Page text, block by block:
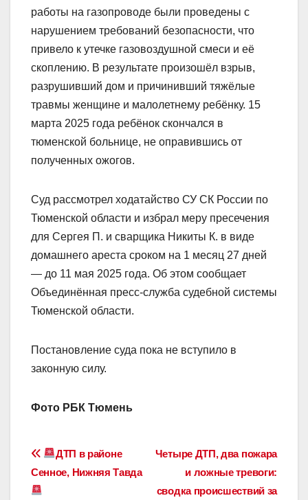
работы на газопроводе были проведены с
нарушением требований безопасности, что
привело к утечке газовоздушной смеси и её
скоплению. В результате произошёл взрыв,
разрушивший дом и причинивший тяжёлые
травмы женщине и малолетнему ребёнку. 15
марта 2025 года ребёнок скончался в
тюменской больнице, не оправившись от
полученных ожогов.
Суд рассмотрел ходатайство СУ СК России по
Тюменской области и избрал меру пресечения
для Сергея П. и сварщика Никиты К. в виде
домашнего ареста сроком на 1 месяц 27 дней
— до 11 мая 2025 года. Об этом сообщает
Объединённая пресс-служба судебной системы
Тюменской области.
Постановление суда пока не вступило в
законную силу.
Фото РБК Тюмень
Навигация
по
Четыре ДТП, два пожара
и ложные тревоги:
сводка происшествий за
ДТП в районе
Сенное, Нижняя Тавда